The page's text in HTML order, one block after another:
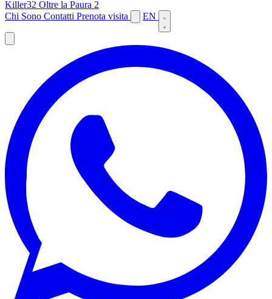
Killer32 Oltre la Paura 2
Chi Sono Contatti Prenota visita EN